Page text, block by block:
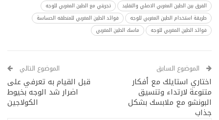
الفرق بين الطين المغربي الاصلي والتقليد
تجربتي مع الطين المغربي للوجه
طريقة استخدام الطين المغربي للوجه
فوائد الطين المغربي للمنطقه الحساسة
فوائد الطين المغربي للوجه
ماسك الطين المغربي
الموضوع السابق
اختاري استايلك مع أفكار
متنوعة لارتداء وتنسيق
البونشو مع ملابسك بشكل
جذاب
الموضوع التالي
قبل القيام به تعرفي على
اضرار شد الوجه بخيوط
الكولاجين